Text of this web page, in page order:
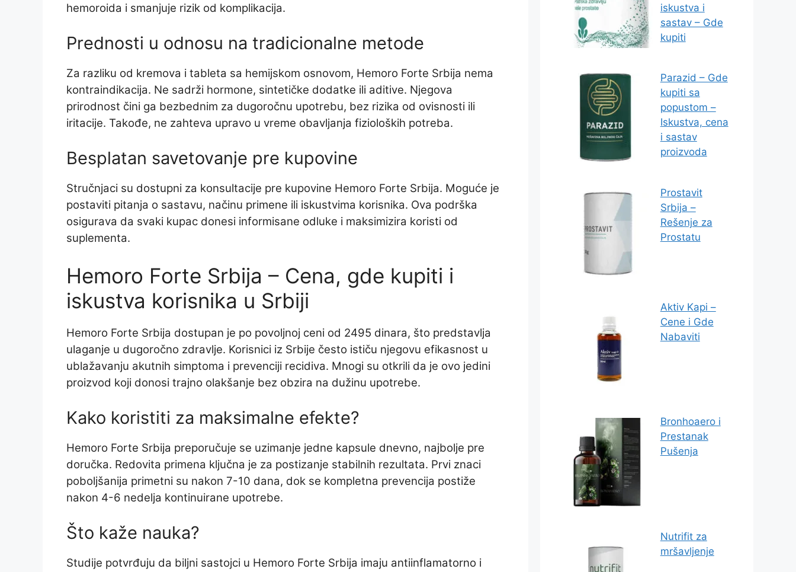
hemoroida i smanjuje rizik od komplikacija.
Prednosti u odnosu na tradicionalne metode
Za razliku od kremova i tableta sa hemijskom osnovom, Hemoro Forte Srbija nema
kontraindikacija. Ne sadrži hormone, sintetičke dodatke ili aditive. Njegova
prirodnost čini ga bezbednim za dugoročnu upotrebu, bez rizika od ovisnosti ili
iritacije. Takođe, ne zahteva upravo u vreme obavljanja fizioloških potreba.
Besplatan savetovanje pre kupovine
Stručnjaci su dostupni za konsultacije pre kupovine Hemoro Forte Srbija. Moguće je
postaviti pitanja o sastavu, načinu primene ili iskustvima korisnika. Ova podrška
osigurava da svaki kupac donesi informisane odluke i maksimizira koristi od
suplementa.
Hemoro Forte Srbija – Cena, gde kupiti i
iskustva korisnika u Srbiji
Hemoro Forte Srbija dostupan je po povoljnoj ceni od 2495 dinara, što predstavlja
ulaganje u dugoročno zdravlje. Korisnici iz Srbije često ističu njegovu efikasnost u
ublažavanju akutnih simptoma i prevenciji recidiva. Mnogi su otkrili da je ovo jedini
proizvod koji donosi trajno olakšanje bez obzira na dužinu upotrebe.
Kako koristiti za maksimalne efekte?
Hemoro Forte Srbija preporučuje se uzimanje jedne kapsule dnevno, najbolje pre
doručka. Redovita primena ključna je za postizanje stabilnih rezultata. Prvi znaci
poboljšanija primetni su nakon 7-10 dana, dok se kompletna prevencija postiže
nakon 4-6 nedelja kontinuirane upotrebe.
Što kaže nauka?
Studije potvrđuju da biljni sastojci u Hemoro Forte Srbija imaju antiinflamatorno i
iskustva i
sastav – Gde
kupiti
Parazid – Gde
kupiti sa
popustom –
Iskustva, cena
i sastav
proizvoda
Prostavit
Srbija –
Rešenje za
Prostatu
Aktiv Kapi –
Cene i Gde
Nabaviti
Bronhoaero i
Prestanak
Pušenja
Nutrifit za
mršavljenje